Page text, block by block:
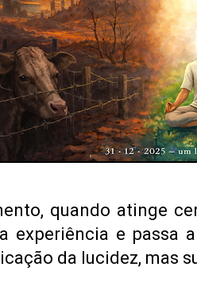
quando atinge
experiência e passa
da lucidez, mas